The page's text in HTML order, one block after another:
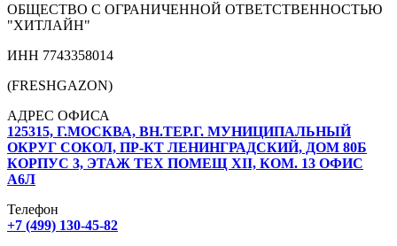
ОБЩЕСТВО С ОГРАНИЧЕННОЙ ОТВЕТСТВЕННОСТЬЮ
"ХИТЛАЙН"
ИНН 7743358014
(FRESHGAZON)
АДРЕС ОФИСА
125315, Г.МОСКВА, ВН.ТЕР.Г. МУНИЦИПАЛЬНЫЙ
ОКРУГ СОКОЛ, ПР-КТ ЛЕНИНГРАДСКИЙ, ДОМ 80Б
КОРПУС 3, ЭТАЖ ТЕХ ПОМЕЩ XII, КОМ. 13 ОФИС
А6Л
Телефон
+7 (499) 130-45-82